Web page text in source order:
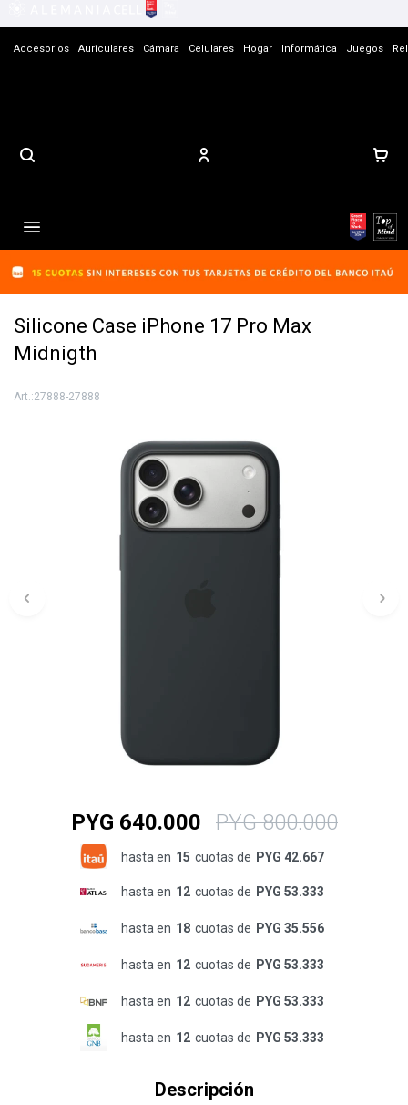
Accesorios Auriculares Cámara Celulares Hogar Informática Juegos

Silicone Case iPhone 17 Pro Max
Midnigth
27888-27888
PYG 640.000 PYG 800.000
hasta en 15 cuotas de PYG 42.667
hasta en 12 cuotas de PYG 53.333
hasta en 18 cuotas de PYG 35.556
hasta en 12 cuotas de PYG 53.333
hasta en 12 cuotas de PYG 53.333
hasta en 12 cuotas de PYG 53.333
Descripción